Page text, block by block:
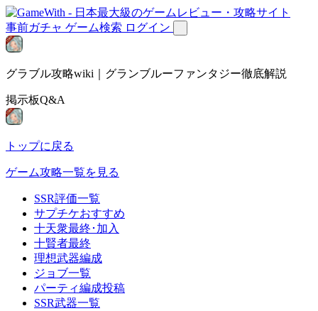
事前ガチャ ゲーム検索 ログイン
グラブル攻略wiki｜グランブルーファンタジー徹底解説
掲示板Q&A
トップに戻る
ゲーム攻略一覧を見る
SSR評価一覧
サプチケおすすめ
十天衆最終･加入
十賢者最終
理想武器編成
ジョブ一覧
パーティ編成投稿
SSR武器一覧